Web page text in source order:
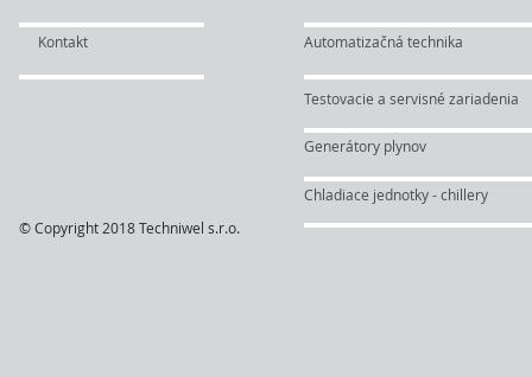
© Copyright 2018 Techniwel s.r.o.
Kontakt Automatizačná technika
Testovacie a servisné zariadenia
Generátory plynov
Chladiace jednotky - chillery